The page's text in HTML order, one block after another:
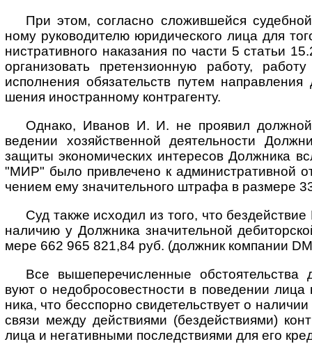
При этом, согласно сложившейся
ному руко­води­телю юриди­чес­кого лица для
нист­ратив­ного нака­зания по части 5 ста­тьи
органи­зовать претен­зион­ную работу,
испол­нения обяза­тельств путем направ­ления
шения ино­ст­ран­ному контр­агенту.
Однако, Иванов И. И. не проявил должной
веде­нии хозяй­ст­вен­ной дея­тель­ности
защиты эконо­мичес­ких инте­ресов Долж­ника
"МИР" было при­вле­чено к админи­стра­тив­ной
че­нием ему значи­тель­ного штрафа в раз­мере
Суд также исходил из того, что
нали­чию у Долж­ника значи­тель­ной
мере 662 965 821,84 руб. (долж­ник компа­нии
Все вышеперечисленные обстоятельства
вуют о недо­бро­со­вест­но­сти в пове­дении
ника, что бес­спорно свиде­тель­ст­вует о
связи между дейст­виями (без­дейст­виями)
лица и нега­тив­ными послед­стви­ями для его